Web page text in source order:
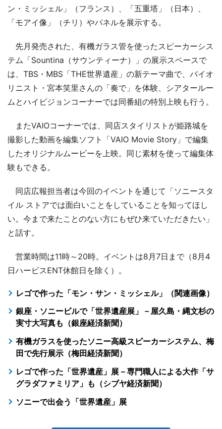
ン・ミッシェル」（フランス）、「五重塔」（日本）、
「モアイ像」（チリ）やパネルを展示する。
先月発売された、有機ガラス管を使ったスピーカーシス
テム「Sountina（サウンティーナ）」の展示スペースで
は、TBS・MBS「THE世界遺産」の新テーマ曲で、バイオ
リニスト・宮本笑里さんの「奏で」を体験、シアタールー
ムとハイビジョンコーナーでは同番組の特別上映も行う。
またVAIOコーナーでは、同店スタイリストが姫路城を
撮影した動画を編集ソフト「VAIO Movie Story」で編集
したオリジナルムービーを上映。同じ素材を使って編集体
験もできる。
同店広報担当者は今回のイベントを通じて「ソニースタ
イル ストアでは面白いことをしていることを知ってほし
い。今まで来たことのない方にもぜひ来ていただきたい」
と話す。
営業時間は11時～20時。イベントは8月7日まで（8月4
日ハービスENT休館日を除く）。
レゴで作った「モン・サン・ミッシェル」（関連画像）
銀座・ソニービルで「世界遺産展」－屋久島・縄文杉の
実寸大写真も（銀座経済新聞）
有機ガラスを使ったソニー高級スピーカーシステム、梅
田で先行展示（梅田経済新聞）
レゴで作った「世界遺産」展－専門職人による大作「サ
グラダファミリア」も（シブヤ経済新聞）
ソニーで出会う「世界遺産」展